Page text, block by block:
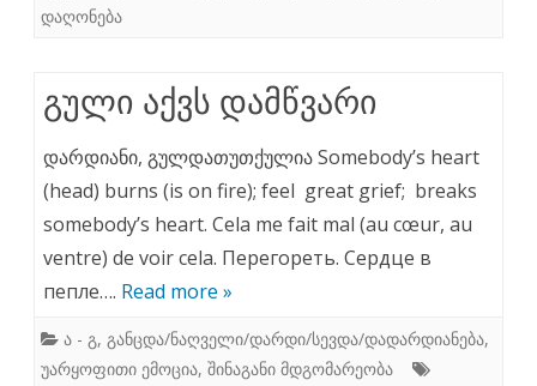
დაღონება
გული აქვს დამწვარი
დარდიანი, გულდათუთქულია Somebody’s heart
(head) burns (is on fire); feel great grief; breaks
somebody’s heart. Cela me fait mal (au cœur, au
ventre) de voir cela. Перегореть. Сердце в
пепле…. Read more »
ა - გ, განცდა/ნაღველი/დარდი/სევდა/დადარდიანება,
უარყოფითი ემოცია, შინაგანი მდგომარეობა